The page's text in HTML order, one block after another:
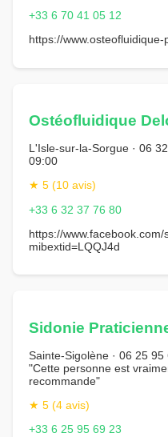
+33 6 70 41 05 12
https://
Ostéofluidique
L'Isle-sur-la-Sorgue · 06
09:00
★ 5 (10 avis)
+33 6 32 37 76 80
https://
mibextid=LQQJ4d
Sidonie
Sainte-Sigolène · 06 25
"Cette personne est
recommande"
★ 5 (4 avis)
+33 6 25 95 69 23